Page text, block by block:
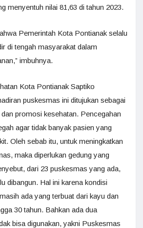
menyentuh nilai 81,63 di tahun 2023.
Pemerintah Kota Pontianak selalu
di tengah masyarakat dalam
imbuhnya.
Kota Pontianak Saptiko
puskesmas ini ditujukan sebagai
promosi kesehatan. Pencegahan
agar tidak banyak pasien yang
Oleh sebab itu, untuk meningkatkan
maka diperlukan gedung yang
dari 23 puskesmas yang ada,
dibangun. Hal ini karena kondisi
ada yang terbuat dari kayu dan
30 tahun. Bahkan ada dua
bisa digunakan, yakni Puskesmas